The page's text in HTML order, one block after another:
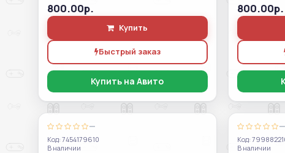
800.00р.
Купить
Быстрый заказ
Купить на Авито
800.00р.
—
Код: 7454179610
В наличии
—
Код:
В наличии